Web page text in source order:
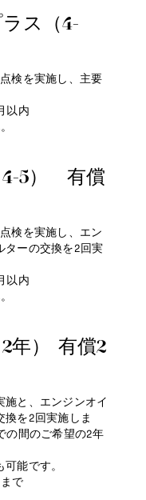
ス（4-
検を実施し、主要
以内
4-5） 有償
検を実施し、エン
ターの交換を2回実
以内
年） 有償2
施と、エンジンオイ
換を2回実施しま
の間のご希望の2年
能です。
で